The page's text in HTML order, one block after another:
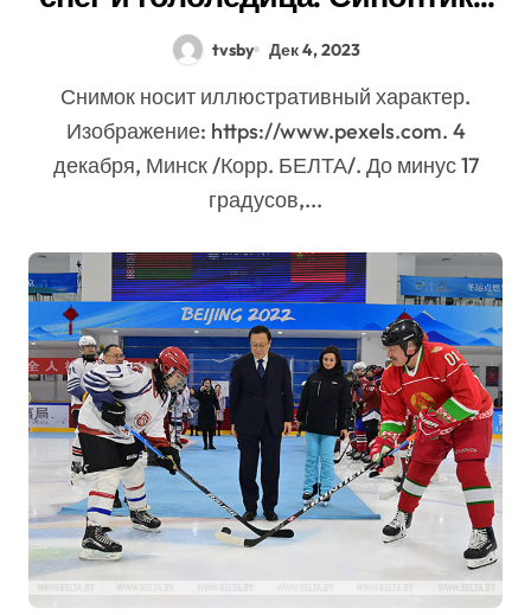
о погоде на 5-10 декабря
tvsby Дек 4, 2023
Снимок носит иллюстративный характер.
Изображение: https://www.pexels.com. 4
декабря, Минск /Корр. БЕЛТА/. До минус 17
градусов,...